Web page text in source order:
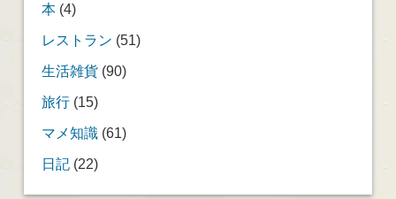
本(4)
レストラン (51)
生活雑貨(90)
旅行(15)
マメ知識(61)
日記(22)